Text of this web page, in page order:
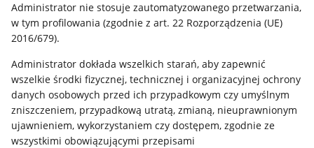
Administrator nie stosuje zautomatyzowanego przetwarzania,
w tym profilowania (zgodnie z art. 22 Rozporządzenia (UE)
2016/679).
Administrator dokłada wszelkich starań, aby zapewnić
wszelkie środki fizycznej, technicznej i organizacyjnej ochrony
danych osobowych przed ich przypadkowym czy umyślnym
zniszczeniem, przypadkową utratą, zmianą, nieuprawnionym
ujawnieniem, wykorzystaniem czy dostępem, zgodnie ze
wszystkimi obowiązującymi przepisami